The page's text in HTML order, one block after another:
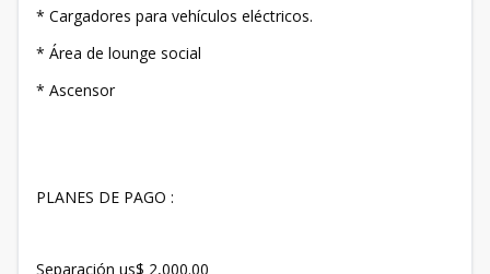
* Cargadores para vehículos eléctricos.
* Área de lounge social
* Ascensor
PLANES DE PAGO :
Separación us$ 2,000.00